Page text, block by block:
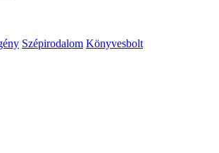
Szépirodalom Könyvesbolt